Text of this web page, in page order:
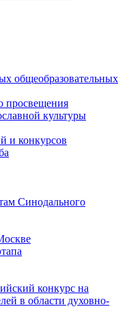
общеобразовательных
просвещения
культуры
и конкурсов
Синодального
конкурс на
в области духовно-